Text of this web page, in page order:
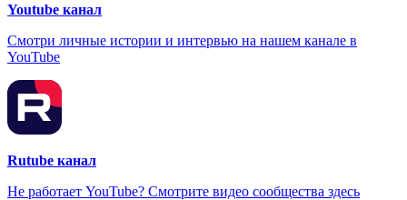
Youtube канал
Смотри личные истории и интервью на нашем канале в
YouTube
Rutube канал
Не работает YouTube? Смотрите видео сообщества здесь